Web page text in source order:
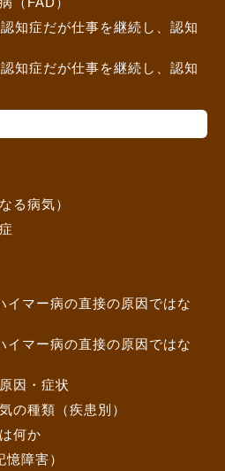
知症だが仕事を継続し、認知
知症だが仕事を継続し、認知
る病気）
イマー病の直接の原因ではな
イマー病の直接の原因ではな
因・症状
の種類（疾患別）
何か
障害）